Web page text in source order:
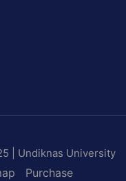
| Undiknas University
Purchase